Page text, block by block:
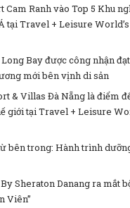
Cam Ranh vào Top 5 Khu
tại Travel + Leisure
Bay được công nhận
mới bên vịnh di sản
& Villas Đà Nẵng là điểm
giới tại Travel + Leisure
bên trong: Hành trình
Sheraton Danang ra mắt
Viên”